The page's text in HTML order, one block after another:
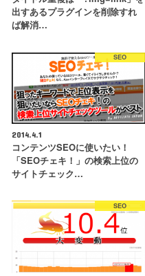
出すあるプラグインを削除すれ
ば解消…
SEO
2014.4.1
コンテンツSEOに使いたい！
「SEOチェキ！」の検索上位の
サイトチェック…
SEO